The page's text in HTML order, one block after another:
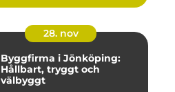
28. nov
Byggfirma i Jönköping:
Hållbart, tryggt och
välbyggt